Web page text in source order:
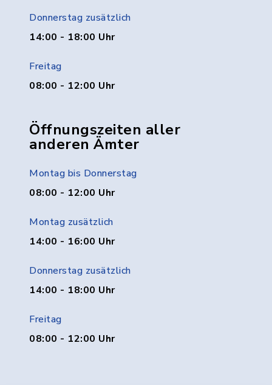
Donnerstag zusätzlich
14:00 - 18:00 Uhr
Freitag
08:00 - 12:00 Uhr
Öffnungszeiten aller
anderen Ämter
Montag bis Donnerstag
08:00 - 12:00 Uhr
Montag zusätzlich
14:00 - 16:00 Uhr
Donnerstag zusätzlich
14:00 - 18:00 Uhr
Freitag
08:00 - 12:00 Uhr